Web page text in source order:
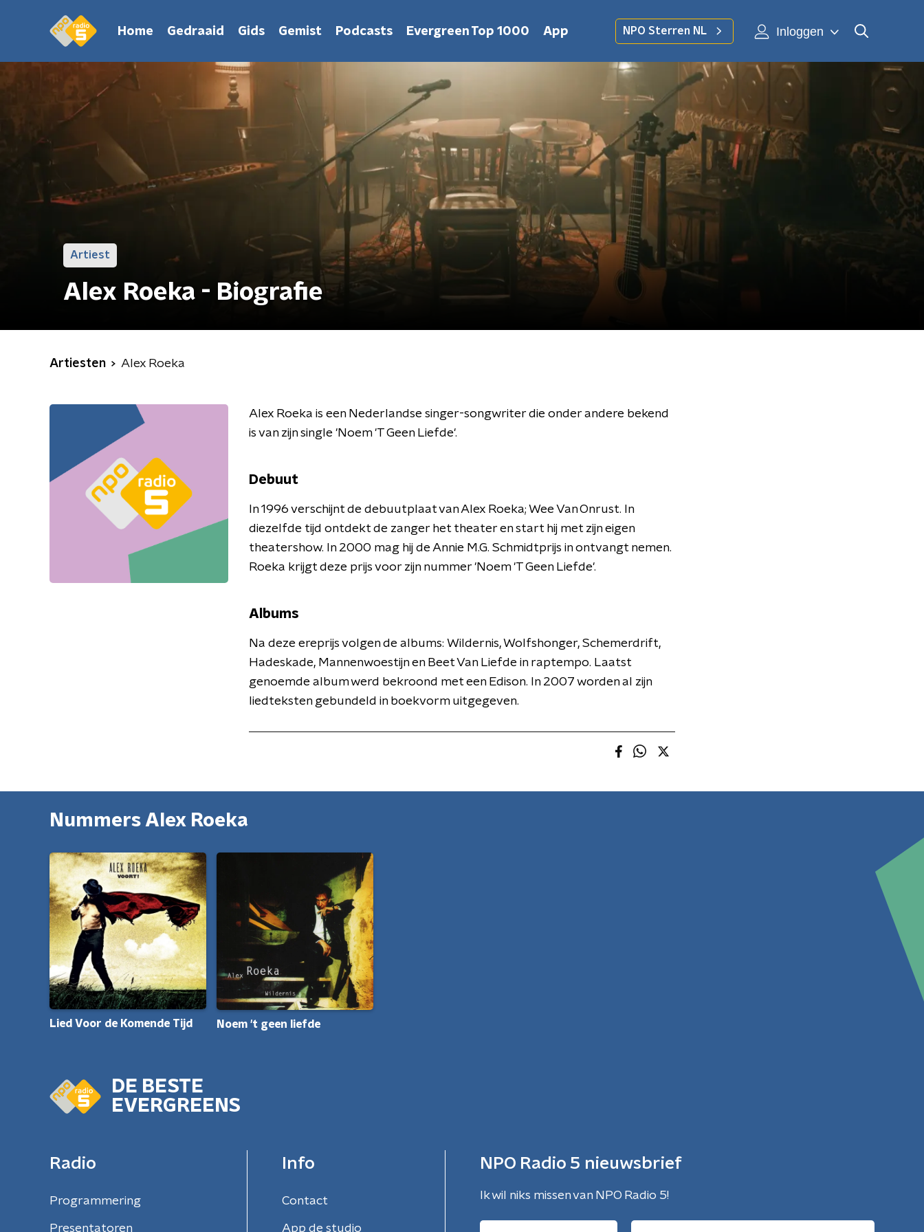
Home Gedraaid Gids Gemist Podcasts Evergreen Top 1000 App NPO Sterren NL Inloggen
Artiest
Alex Roeka - Biografie
Artiesten Alex Roeka
Alex Roeka is een Nederlandse singer-songwriter die onder andere bekend
is van zijn single 'Noem 'T Geen Liefde'.
Debuut
In 1996 verschijnt de debuutplaat van Alex Roeka; Wee Van Onrust. In
diezelfde tijd ontdekt de zanger het theater en start hij met zijn eigen
theatershow. In 2000 mag hij de Annie M.G. Schmidtprijs in ontvangt nemen.
Roeka krijgt deze prijs voor zijn nummer 'Noem 'T Geen Liefde'.
Albums
Na deze ereprijs volgen de albums: Wildernis, Wolfshonger, Schemerdrift,
Hadeskade, Mannenwoestijn en Beet Van Liefde in raptempo. Laatst
genoemde album werd bekroond met een Edison. In 2007 worden al zijn
liedteksten gebundeld in boekvorm uitgegeven.
Nummers Alex Roeka
Lied Voor de Komende Tijd Noem 't geen liefde
DE BESTE
EVERGREENS
Radio
Programmering
Presentatoren
Info
Contact
App de studio
NPO Radio 5 nieuwsbrief
Ik wil niks missen van NPO Radio 5!